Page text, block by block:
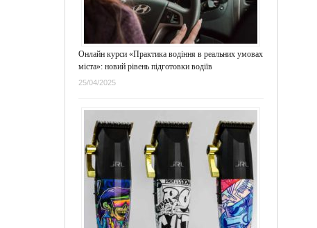
Онлайн курси «Практика водіння в реальних умовах
міста»: новий рівень підготовки водіїв
25/04/2025